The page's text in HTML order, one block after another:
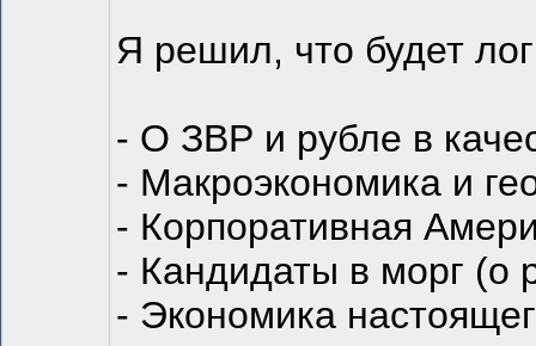
Я решил, что будет
- О ЗВР и рубле в
- Макроэкономика и
- Корпоративная
- Кандидаты в морг (о
- Экономика